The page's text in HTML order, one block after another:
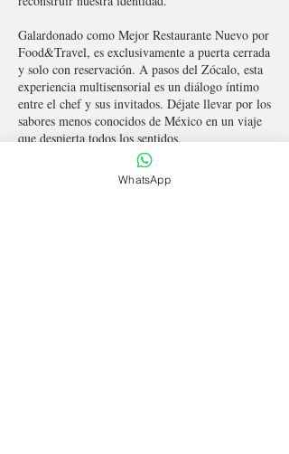
Galardonado como Mejor Restaurante Nuevo por
Food&Travel, es exclusivamente a puerta cerrada
y solo con reservación. A pasos del Zócalo, esta
experiencia multisensorial es un diálogo íntimo
entre el chef y sus invitados. Déjate llevar por los
sabores menos conocidos de México en un viaje
que despierta todos los sentidos.
El concepto funciona solo bajo reservación, es
por menú degustación desde 3 tiempos hasta 7
WhatsApp